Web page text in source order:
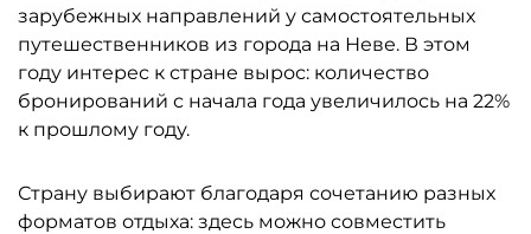
зарубежных направлений у самостоятельных
путешественников из города на Неве. В этом
году интерес к стране вырос: количество
бронирований с начала года увеличилось на 22%
к прошлому году.
Страну выбирают благодаря сочетанию разных
форматов отдыха: здесь можно совместить